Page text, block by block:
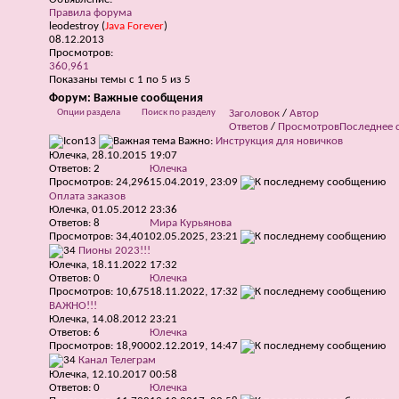
Правила форума
leodestroy (Java Forever)
08.12.2013
Просмотров:
360,961
Показаны темы с 1 по 5 из 5
Форум: Важные сообщения
Опции раздела Поиск по разделу Заголовок / Автор
Ответов / ПросмотровПоследнее
Важно: Инструкция для новичков
Юлечка, 28.10.2015 19:07
Ответов: 2
Просмотров: 24,296
Юлечка
15.04.2019, 23:09
Оплата заказов
Юлечка, 01.05.2012 23:36
Ответов: 8
Просмотров: 34,401
Мира Курьянова
02.05.2025, 23:21
Пионы 2023!!!
Юлечка, 18.11.2022 17:32
Ответов: 0
Просмотров: 10,675
Юлечка
18.11.2022, 17:32
ВАЖНО!!!
Юлечка, 14.08.2012 23:21
Ответов: 6
Просмотров: 18,900
Юлечка
02.12.2019, 14:47
Канал Телеграм
Юлечка, 12.10.2017 00:58
Ответов: 0
Юлечка